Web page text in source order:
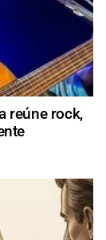
reúne rock,